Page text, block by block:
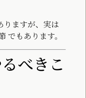
りますが、実は
でもあります。
べきこ